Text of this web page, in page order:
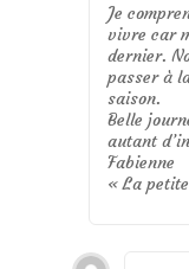
Je
vivre car
dernier.
passer à
saison.
Belle
autant
Fabienne
« La